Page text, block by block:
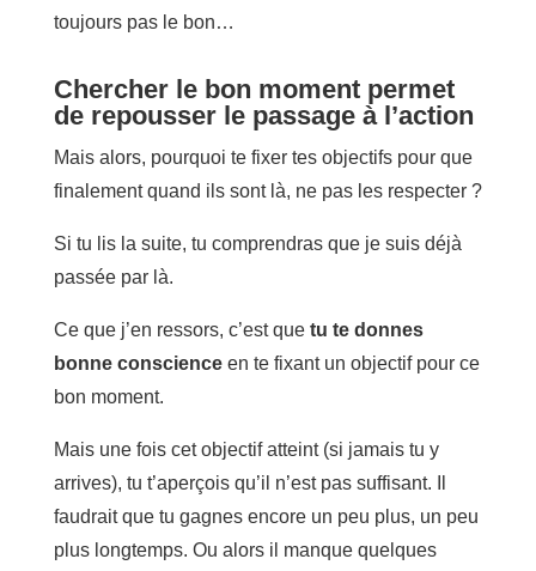
toujours pas le bon…
Chercher le bon moment permet
de repousser le passage à l’action
Mais alors, pourquoi te fixer tes objectifs pour que
finalement quand ils sont là, ne pas les respecter ?
Si tu lis la suite, tu comprendras que je suis déjà
passée par là.
Ce que j’en ressors, c’est que tu te donnes
bonne conscienceen te fixant un objectif pour ce
bon moment.
Mais une fois cet objectif atteint (si jamais tu y
arrives), tu t’aperçois qu’il n’est pas suffisant. Il
faudrait que tu gagnes encore un peu plus, un peu
plus longtemps. Ou alors il manque quelques